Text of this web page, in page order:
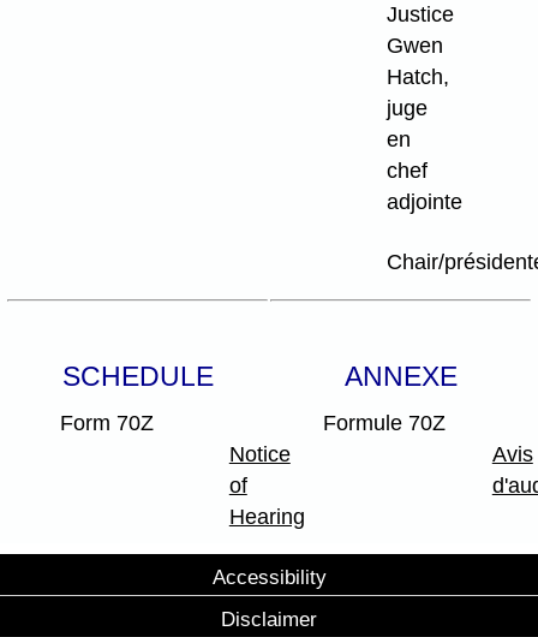
Justice
Gwen
Hatch,
juge
en
chef
adjointe
Chair/
SCHEDULE
Form 70Z
Notice
of
Hearing
ANNEXE
Formule 70Z
Avis
Accessibility
Disclaimer